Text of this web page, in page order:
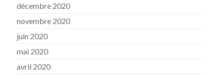
décembre 2020
novembre 2020
juin 2020
mai 2020
avril 2020